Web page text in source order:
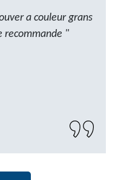
a couleur grans
recommande "